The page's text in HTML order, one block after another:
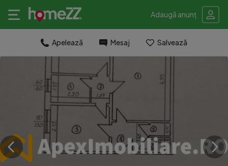
Adaugă anunț
Apelează Mesaj Salvează